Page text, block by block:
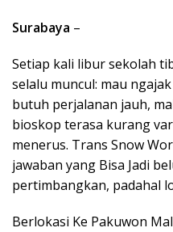
Surabaya –
Setiap kali libur sekolah
selalu muncul: mau
butuh perjalanan jauh,
bioskop terasa kurang
menerus. Trans Snow
jawaban yang Bisa Jadi
pertimbangkan, padahal
Berlokasi Ke Pakuwon